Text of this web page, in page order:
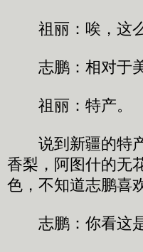
祖丽：唉，这么
志鹏：相对于美
祖丽：特产。
说到新疆的特产
香梨，阿图什的无
色，不知道志鹏喜
志鹏：你看这是